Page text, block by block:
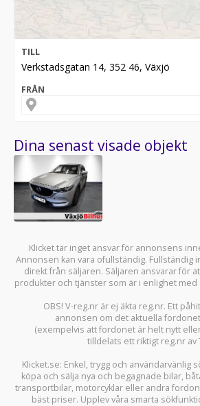
TILL
Verkstadsgatan 14, 352 46, Växjö
FRÅN
Dina senast visade objekt
Klicket tar inget ansvar för annonsens
Annonsen kan vara ofullständig. Fullständig
direkt från säljaren. Säljaren ansvarar för
produkter och tjänster som är i enlighet med
OBS! V-reg.nr är ej äkta reg.nr. Ett
annonsen om det aktuella
(exempelvis att fordonet är helt nytt
tilldelats ett riktigt reg.nr
Klicket.se: Enkel, trygg och användarvänlig
köpa och sälja nya och begagnade bilar,
transportbilar, motorcyklar eller andra
bäst priser. Upplev våra smarta